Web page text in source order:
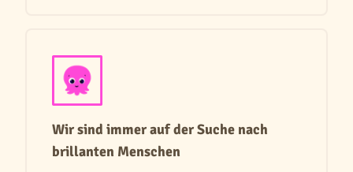
Wir sind immer auf der Suche nach
brillanten Menschen